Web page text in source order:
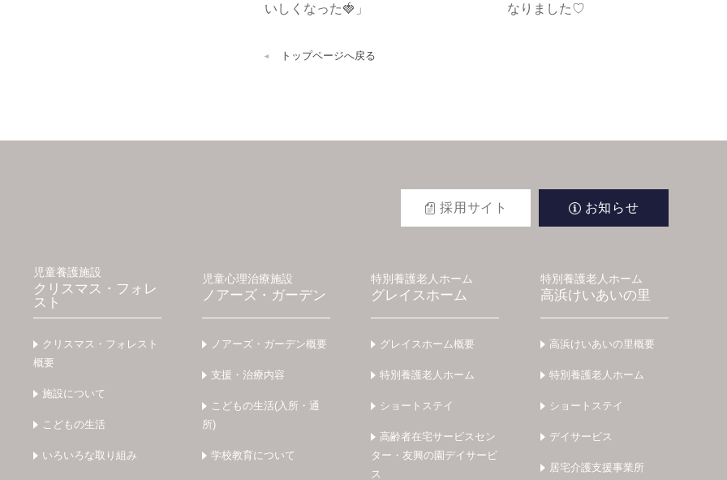
いしくなった🍓」
なりました♡
トップページへ戻る
採用サイト お知らせ
児童養護施設
クリスマス・フォレ
スト
クリスマス・フォレスト
概要
施設について
こどもの生活
いろいろな取り組み
児童心理治療施設
ノアーズ・ガーデン
ノアーズ・ガーデン概要
支援・治療内容
こどもの生活(入所・通
所)
学校教育について
特別養護老人ホーム
グレイスホーム
グレイスホーム概要
特別養護老人ホーム
ショートステイ
高齢者在宅サービスセン
ター・友興の園デイサービ
ス
特別養護老人ホーム
高浜けいあいの里
高浜けいあいの里概要
特別養護老人ホーム
ショートステイ
デイサービス
居宅介護支援事業所